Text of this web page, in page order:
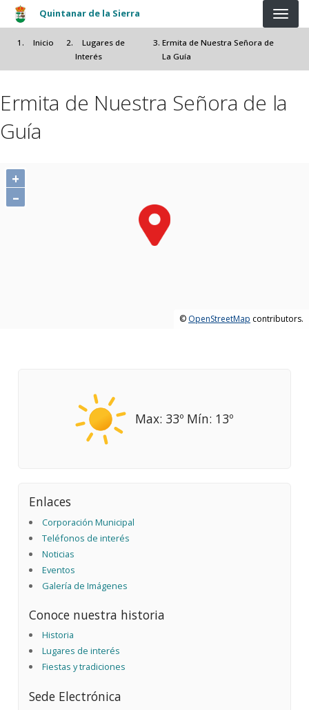
Pasar al contenido principal
Quintanar de la Sierra
Inicio
Lugares de
Interés
Ermita de Nuestra Señora de
La Guía
Ermita de Nuestra Señora de la
Guía
+
–
© OpenStreetMap contributors.
Max: 33º Mín: 13º
Enlaces
Corporación Municipal
Teléfonos de interés
Noticias
Eventos
Galería de Imágenes
Conoce nuestra historia
Historia
Lugares de interés
Fiestas y tradiciones
Sede Electrónica